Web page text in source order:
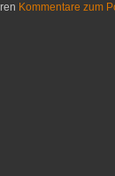
Kommentare zum